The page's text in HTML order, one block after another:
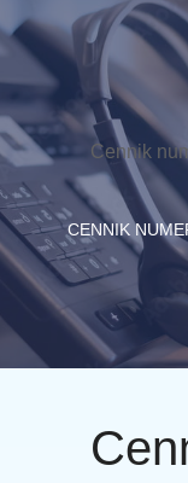
Cennik
CENNIK